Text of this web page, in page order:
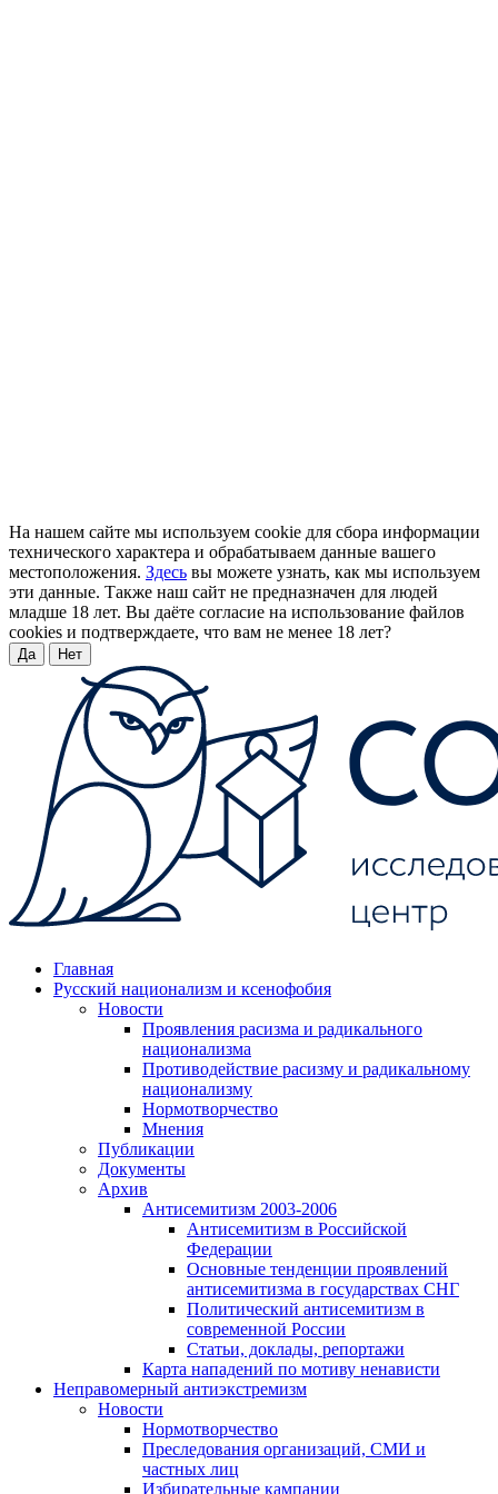
На нашем сайте мы используем cookie для сбора информации
технического характера и обрабатываем данные вашего
местоположения. Здесь вы можете узнать, как мы используем
эти данные. Также наш сайт не предназначен для людей
младше 18 лет. Вы даёте согласие на использование файлов
cookies и подтверждаете, что вам не менее 18 лет?
Да Нет
Главная
Русский национализм и ксенофобия
Новости
Проявления расизма и радикального
национализма
Противодействие расизму и радикальному
национализму
Нормотворчество
Мнения
Публикации
Документы
Архив
Антисемитизм 2003-2006
Антисемитизм в Российской
Федерации
Основные тенденции проявлений
антисемитизма в государствах СНГ
Политический антисемитизм в
современной России
Статьи, доклады, репортажи
Карта нападений по мотиву ненависти
Неправомерный антиэкстремизм
Новости
Нормотворчество
Преследования организаций, СМИ и
частных лиц
Избирательные кампании